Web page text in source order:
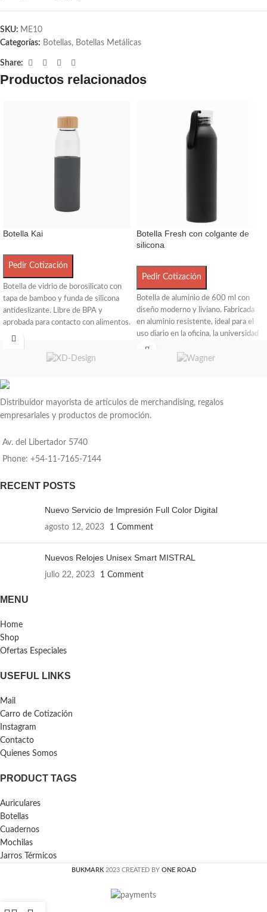
SKU: ME10
Categorías: Botellas, Botellas Metálicas
Share:
Productos relacionados
Botella Kai
Pedir Cotización
Botella de vidrio de borosilicato con
tapa de bamboo y funda de silicona
antideslizante. Libre de BPA y
aprobada para contacto con alimentos.
Capacidad: 550 ml.
Botella Fresh con colgante de
silicona
Pedir Cotización
Botella de aluminio de 600 ml con
diseño moderno y liviano. Fabricada
en aluminio resistente, ideal para el
uso diario en la oficina, la universidad
o actividades al aire libre. Incluye
colgante de silicona negra para un
alto y 6 cm de diámetro.
Distribuidor mayorista de artículos de merchandising, regalos
empresariales y productos de promoción.
Av. del Libertador 5740
Phone: +54-11-7165-7144
RECENT POSTS
Nuevo Servicio de Impresión Full Color Digital
agosto 12, 2023 1 Comment
Nuevos Relojes Unisex Smart MISTRAL
julio 22, 2023 1 Comment
MENU
Home
Shop
Ofertas Especiales
USEFUL LINKS
Mail
Carro de Cotización
Instagram
Contacto
Quienes Somos
PRODUCT TAGS
Auriculares
Botellas
Cuadernos
Mochilas
Jarros Térmicos
BUKMARK 2023 CREATED BY ONE ROAD